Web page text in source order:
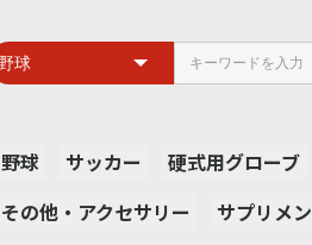
野球 サッカー 硬式用グローブ
オールポジシ
投手用
内野手用
外野手用
キャッチャー
その他・アクセサリー
サプリメ